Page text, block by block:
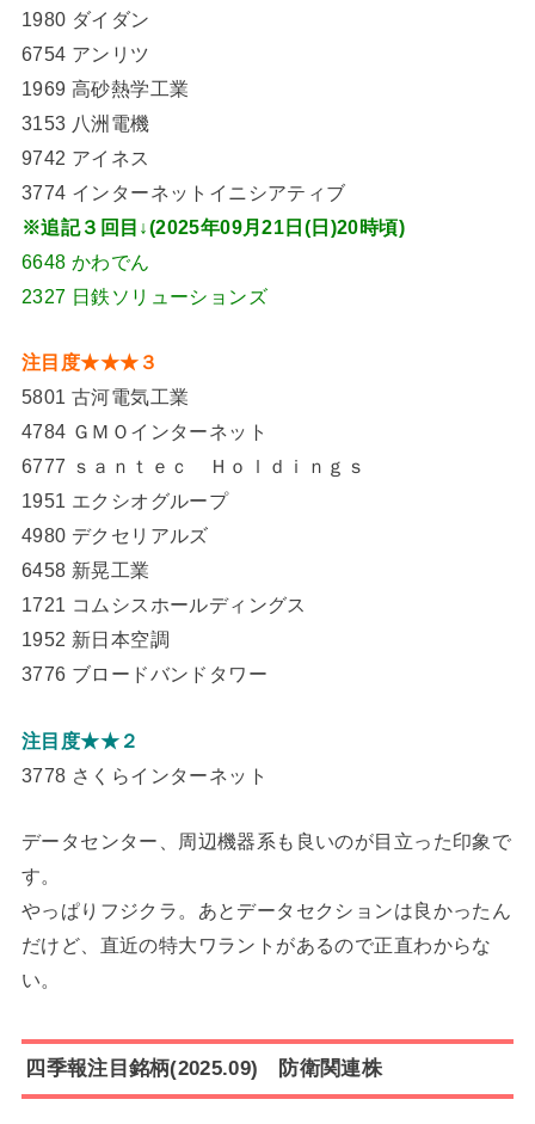
1980 ダイダン
6754 アンリツ
1969 高砂熱学工業
3153 八洲電機
9742 アイネス
3774 インターネットイニシアティブ
※追記３回目↓(2025年09月21日(日)20時頃)
6648 かわでん
2327 日鉄ソリューションズ
注目度★★★３
5801 古河電気工業
4784 ＧＭＯインターネット
6777 ｓａｎｔｅｃ Ｈｏｌｄｉｎｇｓ
1951 エクシオグループ
4980 デクセリアルズ
6458 新晃工業
1721 コムシスホールディングス
1952 新日本空調
3776 ブロードバンドタワー
注目度★★２
3778 さくらインターネット
データセンター、周辺機器系も良いのが目立った印象で
す。
やっぱりフジクラ。あとデータセクションは良かったん
だけど、直近の特大ワラントがあるので正直わからな
い。
四季報注目銘柄(2025.09) 防衛関連株